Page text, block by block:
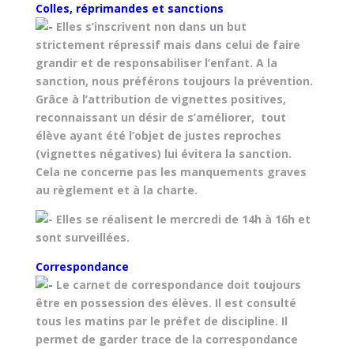
Colles, réprimandes et sanctions
Elles s’inscrivent non dans un but
strictement répressif mais dans celui de faire
grandir et de responsabiliser l’enfant. A la
sanction, nous préférons toujours la prévention.
Grâce à l’attribution de vignettes positives,
reconnaissant un désir de s’améliorer, tout
élève ayant été l’objet de justes reproches
(vignettes négatives) lui évitera la sanction.
Cela ne concerne pas les manquements graves
au règlement et à la charte.
Elles se réalisent le mercredi de 14h à 16h et
sont surveillées.
Correspondance
Le carnet de correspondance doit toujours
être en possession des élèves. Il est consulté
tous les matins par le préfet de discipline. Il
permet de garder trace de la correspondance